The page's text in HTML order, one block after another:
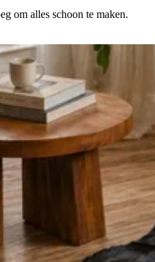
om alles schoon te maken.